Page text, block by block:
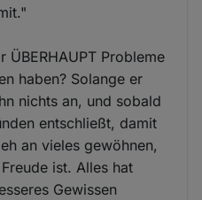
ÜBERHAUPT Probleme
haben? Solange er
nichts an, und sobald
entschließt, damit
an vieles gewöhnen,
ist. Alles hat
Gewissen